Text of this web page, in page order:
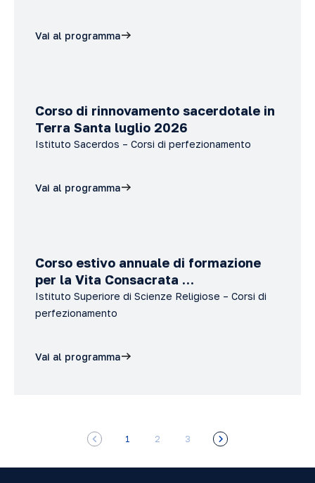
Vai al programma
Corso di rinnovamento sacerdotale in
Terra Santa luglio 2026
Istituto Sacerdos – Corsi di perfezionamento
Vai al programma
Corso estivo annuale di formazione
per la Vita Consacrata …
Istituto Superiore di Scienze Religiose – Corsi di
perfezionamento
Vai al programma
1 2 3